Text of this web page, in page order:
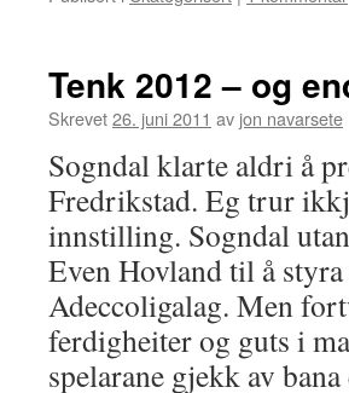
Tenk 2012 – og
Skrevet26. juni 2011 av jon navarsete
Sogndal klarte aldri å
Fredrikstad. Eg trur
innstilling. Sogndal
Even Hovland til å
Adeccoligalag. Men
ferdigheiter og guts i
spelarane gjekk av